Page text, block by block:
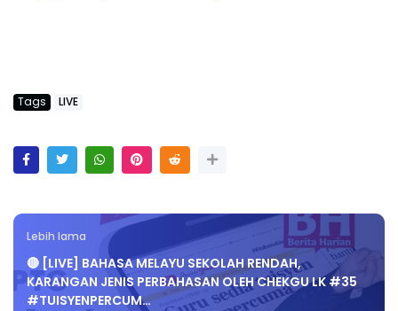
Tags LIVE
Lebih lama
🔴 [LIVE] BAHASA MELAYU SEKOLAH RENDAH,
KARANGAN JENIS PERBAHASAN OLEH CHEKGU LK #35
#TUISYENPERCUM…